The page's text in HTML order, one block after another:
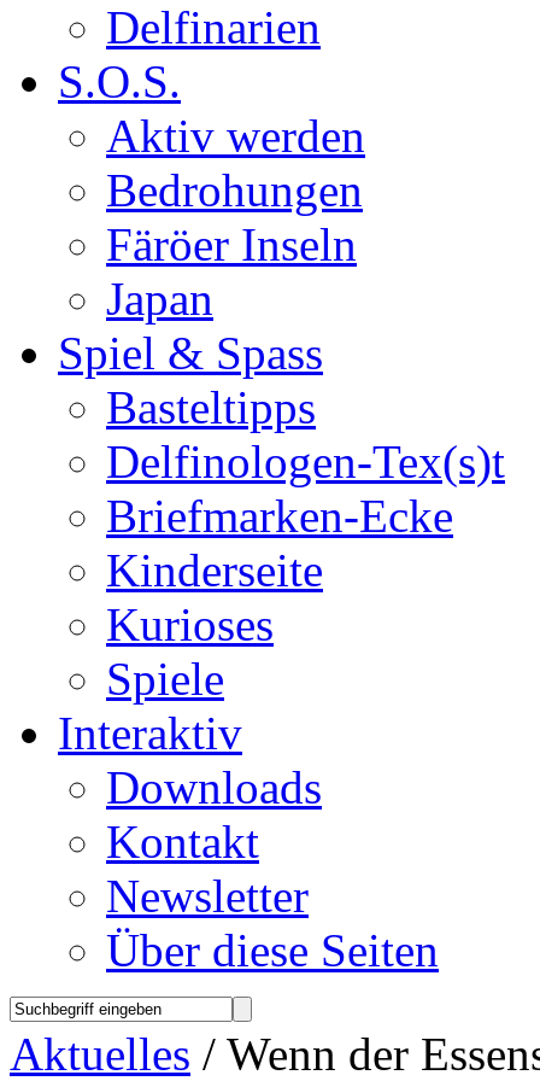
Delfinarien
S.O.S.
Aktiv werden
Bedrohungen
Färöer Inseln
Japan
Spiel & Spass
Basteltipps
Delfinologen-Tex(s)t
Briefmarken-Ecke
Kinderseite
Kurioses
Spiele
Interaktiv
Downloads
Kontakt
Newsletter
Über diese Seiten
Aktuelles / Wenn der